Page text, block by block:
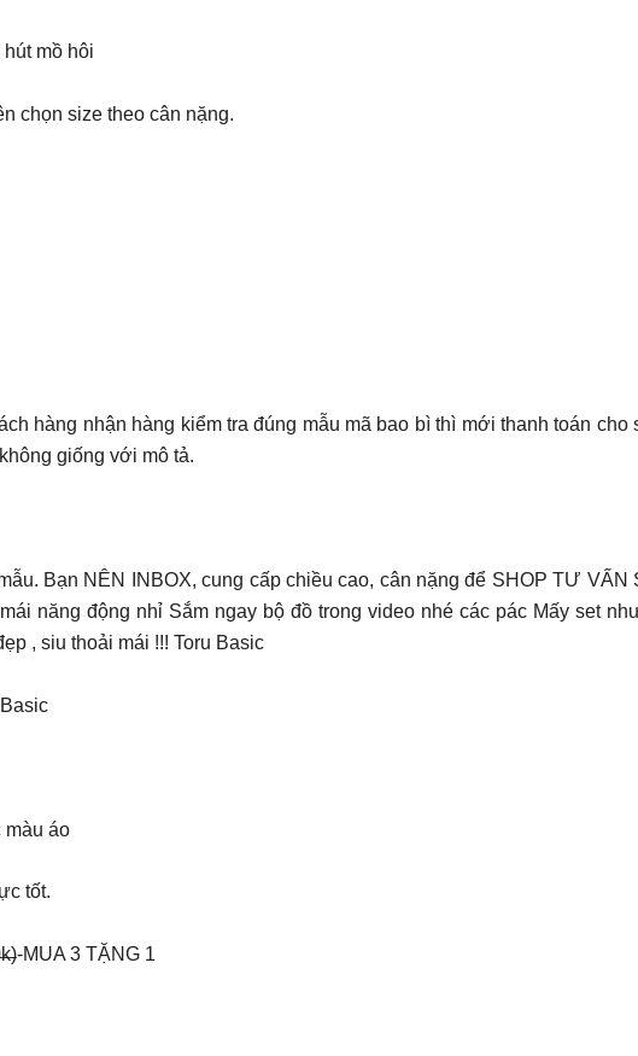
mồ hôi
chọn size theo cân nặng.
hàng nhận hàng kiểm tra đúng mẫu mã bao bì thì mới thanh toán
giống với mô tả.
Bạn NÊN INBOX, cung cấp chiều cao, cân nặng để SHOP TƯ
năng động nhỉ Sắm ngay bộ đồ trong video nhé các pác Mấy set
, siu thoải mái !!! Toru Basic
màu áo
tốt.
MUA 3 TẶNG 1